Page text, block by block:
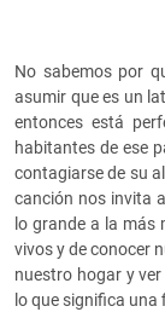
No sabemos por
asumir que es un
entonces está
habitantes de ese
contagiarse de su
canción nos invita
lo grande a la más
vivos y de conocer
nuestro hogar y
lo que significa una